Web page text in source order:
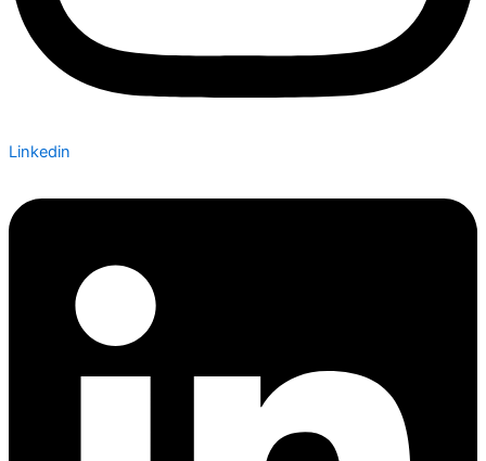
Linkedin